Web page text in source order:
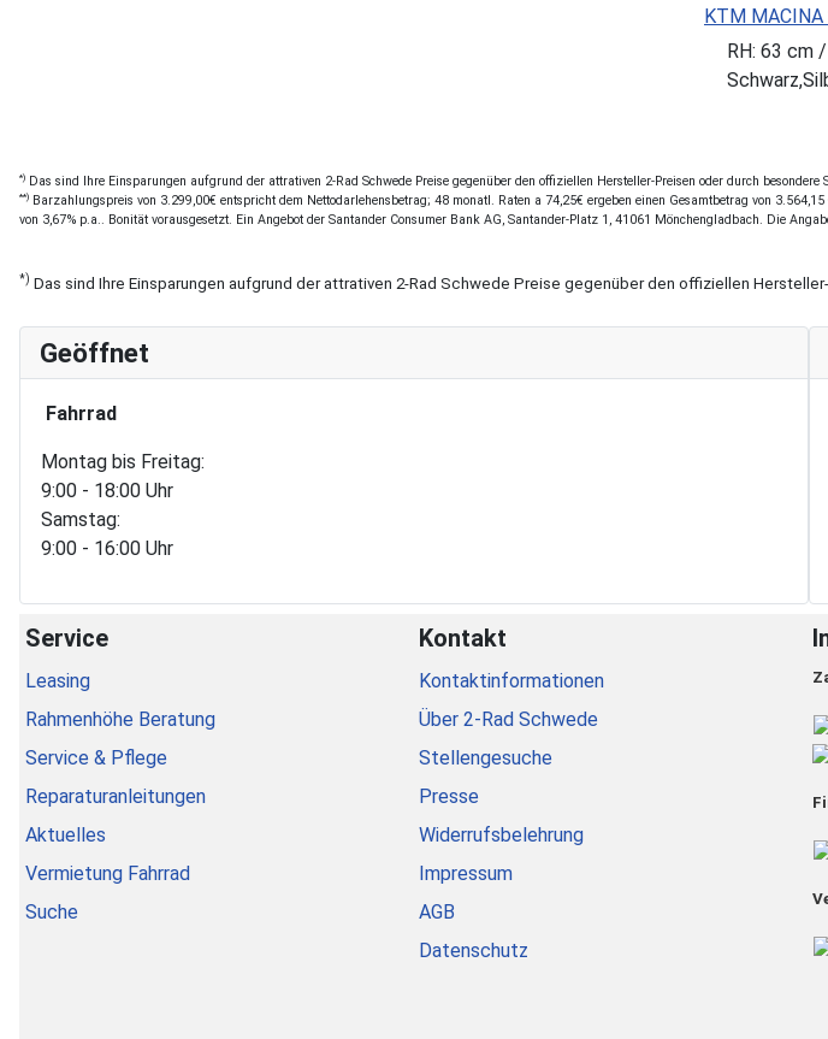
KTM MACINA
RH: 63 cm
*) Das sind Ihre Einsparungen aufgrund der attrativen 2-Rad Schwede Preise gegenüber den offiziellen Hersteller-Preisen oder durch besondere
**) Barzahlungspreis von 3.299,00€ entspricht dem Nettodarlehensbetrag; 48 monatl. Raten a 74,25€ ergeben einen Gesamtbetrag von
von 3,67% p.a.. Bonität vorausgesetzt. Ein Angebot der Santander Consumer Bank AG, Santander-Platz 1, 41061 Mönchengladbach. Die
*) Das sind Ihre Einsparungen aufgrund der attrativen 2-Rad Schwede Preise gegenüber den offiziellen
Geöffnet
Fahrrad
Montag bis Freitag:
9:00 - 18:00 Uhr
Samstag:
9:00 - 16:00 Uhr
Service
Leasing
Rahmenhöhe Beratung
Service & Pflege
Reparaturanleitungen
Aktuelles
Vermietung Fahrrad
Suche
Kontakt
Kontaktinformationen
Über 2-Rad Schwede
Stellengesuche
Presse
Widerrufsbelehrung
Impressum
AGB
Datenschutz